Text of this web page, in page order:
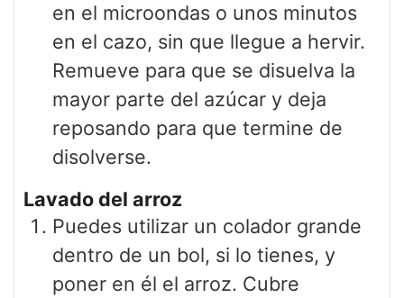
en el microondas o unos minutos
en el cazo, sin que llegue a hervir.
Remueve para que se disuelva la
mayor parte del azúcar y deja
reposando para que termine de
disolverse.
Lavado del arroz
Puedes utilizar un colador grande
dentro de un bol, si lo tienes, y
poner en él el arroz. Cubre